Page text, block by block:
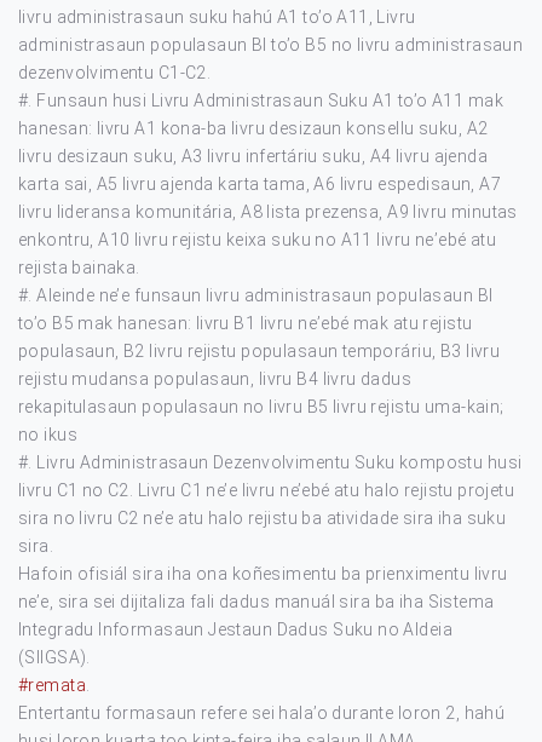
livru administrasaun suku hahú A1 to’o A11, Livru
administrasaun populasaun BI to’o B5 no livru administrasaun
dezenvolvimentu C1-C2.
#. Funsaun husi Livru Administrasaun Suku A1 to’o A11 mak
hanesan: livru A1 kona-ba livru desizaun konsellu suku, A2
livru desizaun suku, A3 livru infertáriu suku, A4 livru ajenda
karta sai, A5 livru ajenda karta tama, A6 livru espedisaun, A7
livru lideransa komunitária, A8 lista prezensa, A9 livru minutas
enkontru, A10 livru rejistu keixa suku no A11 livru neʼebé atu
rejista bainaka.
#. Aleinde ne’e funsaun livru administrasaun populasaun BI
to’o B5 mak hanesan: livru B1 livru neʼebé mak atu rejistu
populasaun, B2 livru rejistu populasaun temporáriu, B3 livru
rejistu mudansa populasaun, livru B4 livru dadus
rekapitulasaun populasaun no livru B5 livru rejistu uma-kain;
no ikus
#. Livru Administrasaun Dezenvolvimentu Suku kompostu husi
livru C1 no C2. Livru C1 ne’e livru ne’ebé atu halo rejistu projetu
sira no livru C2 ne’e atu halo rejistu ba atividade sira iha suku
sira.
Hafoin ofisiál sira iha ona koñesimentu ba prienximentu livru
ne’e, sira sei dijitaliza fali dadus manuál sira ba iha Sistema
Integradu Informasaun Jestaun Dadus Suku no Aldeia
(SIIGSA).
#remata
Entertantu formasaun refere sei hala’o durante loron 2, hahú